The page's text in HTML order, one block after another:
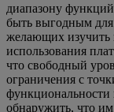
диапазону
быть выгодным
желающих изучить
использования
что свободный
ограничения с
функциональности
обнаружить, что